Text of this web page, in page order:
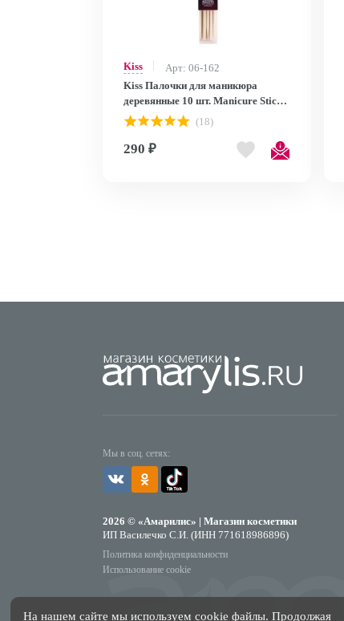
Kiss
Арт: 06-162
Kiss Палочки для маникюра
деревянные 10 шт. Manicure Sticks
BOS11
(18)
290 ₽
Мы в соц. сетях:
2026 © «Амарилис» | Магазин косметики
ИП Василечко С.И. (ИНН 771618986896)
Политика конфиденциальности
Использование cookie
На нашем сайте мы используем cookie файлы. Продолжая